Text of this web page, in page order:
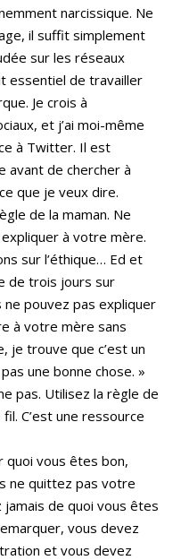
narcissique. Ne
il suffit simplement
sur les réseaux
essentiel de travailler
Je crois à
et j’ai moi-même
à Twitter. Il est
de chercher à
que je veux dire.
de la maman. Ne
à votre mère.
sur l’éthique… Ed et
de trois jours sur
ne pouvez pas expliquer
à votre mère sans
je trouve que c’est un
une bonne chose. »
pas. Utilisez la règle de
C’est une ressource
quoi vous êtes bon,
ne quittez pas votre
de quoi vous êtes
vous devez
et vous devez